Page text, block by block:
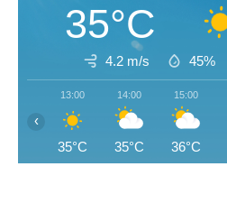
35°C
4.2 m/s 45%
13:00
35°C
14:00
35°C
15:00
36°C
‹